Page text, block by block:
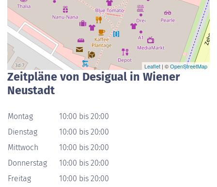
Leaflet | ©OpenStreetMap
Zeitpläne von Desigual in Wiener
Neustadt
Montag
10:00 bis 20:00
Dienstag
10:00 bis 20:00
Mittwoch
10:00 bis 20:00
Donnerstag
10:00 bis 20:00
Freitag
10:00 bis 20:00